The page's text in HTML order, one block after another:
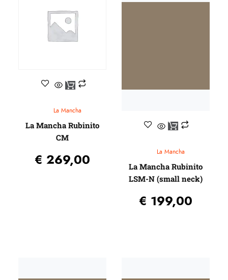
Ditson (by SIGMA)
Baton Rouge
Reis gitaren
Beginners gitaren
Stemapparaten
Guitar straps
Standaards
Headway Music Audio
La Mancha
La Mancha Rubinito
CM
€ 269,00 La Mancha
La Mancha Rubinito
LSM-N (small neck)
€ 199,00